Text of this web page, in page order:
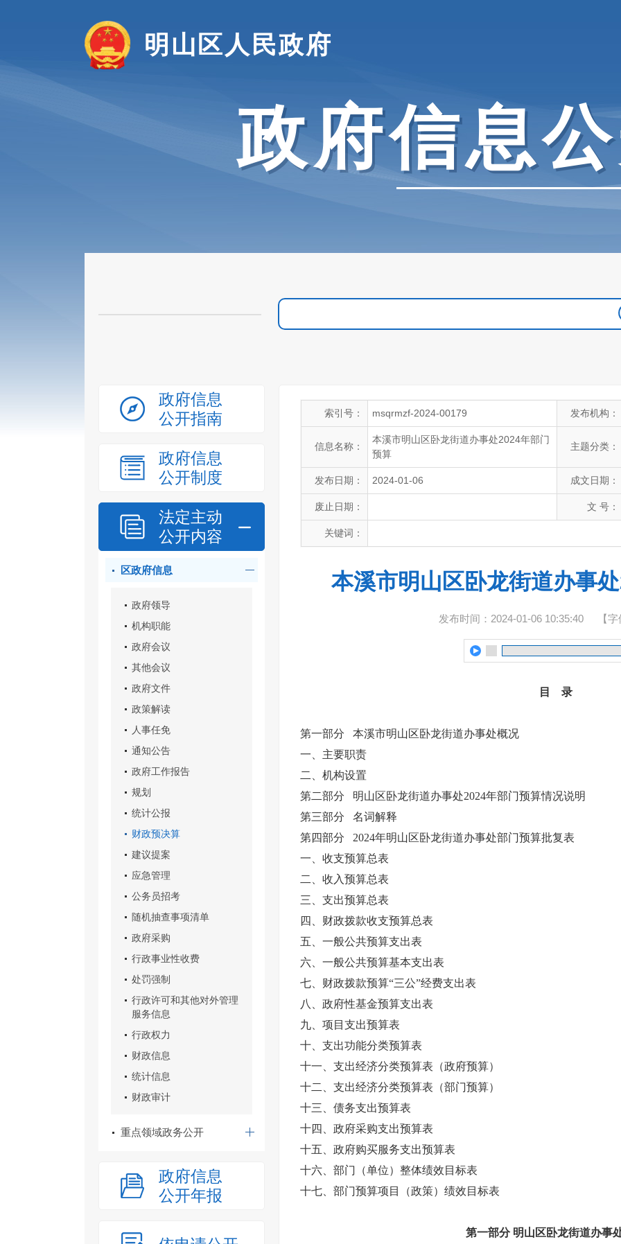
明山区人民政府
政府信息
政府信息
公开指南
政府信息
公开制度
法定主动
公开内容
区政府信息
政府领导
机构职能
政府会议
其他会议
政府文件
政策解读
人事任免
通知公告
政府工作报告
规划
统计公报
财政预决算
建议提案
应急管理
公务员招考
随机抽查事项清单
政府采购
行政事业性收费
处罚强制
行政许可和其他对外管理
服务信息
行政权力
财政信息
统计信息
财政审计
重点领域政务公开
政府信息
公开年报
索引号： msqrmzf-2024-00179 发布机构：
信息名称：
本溪市明山区卧龙街道办事处2024年部门
预算
主题分类：
发布日期： 2024-01-06 成文日期：
废止日期： 文 号：
关键词：
本溪市明山区卧龙街道办事
发布时间：2024-01-06 10:35:40 【
目 录
第一部分 本溪市明山区卧龙街道办事处概况
一、主要职责
二、机构设置
第二部分 明山区卧龙街道办事处2024年部门预算情况说明
第三部分 名词解释
第四部分 2024年明山区卧龙街道办事处部门预算批复表
一、收支预算总表
二、收入预算总表
三、支出预算总表
四、财政拨款收支预算总表
五、一般公共预算支出表
六、一般公共预算基本支出表
七、财政拨款预算“三公”经费支出表
八、政府性基金预算支出表
九、项目支出预算表
十、支出功能分类预算表
十一、支出经济分类预算表（政府预算）
十二、支出经济分类预算表（部门预算）
十三、债务支出预算表
十四、政府采购支出预算表
十五、政府购买服务支出预算表
十六、部门（单位）整体绩效目标表
十七、部门预算项目（政策）绩效目标表
第一部分 明山区卧龙街道办事